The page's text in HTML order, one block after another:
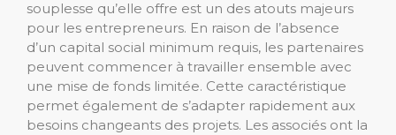
souplesse qu’elle offre est un des atouts majeurs
pour les entrepreneurs. En raison de l’absence
d’un capital social minimum requis, les partenaires
peuvent commencer à travailler ensemble avec
une mise de fonds limitée. Cette caractéristique
permet également de s’adapter rapidement aux
besoins changeants des projets. Les associés ont la